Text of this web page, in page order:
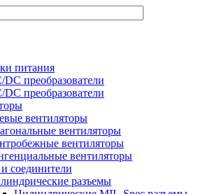
питания
DC преобразователи
DC преобразователи
вентиляторы
вентиляторы
вентиляторы
вентиляторы
соединители
разъемы